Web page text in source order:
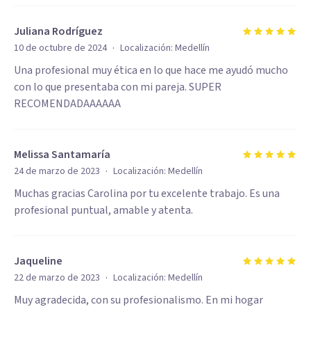
Juliana Rodríguez
10 de octubre de 2024 · Localización: Medellín
Una profesional muy ética en lo que hace me ayudó mucho
con lo que presentaba con mi pareja. SUPER
RECOMENDADAAAAAA
Melissa Santamaría
24 de marzo de 2023 · Localización: Medellín
Muchas gracias Carolina por tu excelente trabajo. Es una
profesional puntual, amable y atenta.
Jaqueline
22 de marzo de 2023 · Localización: Medellín
Muy agradecida, con su profesionalismo. En mi hogar